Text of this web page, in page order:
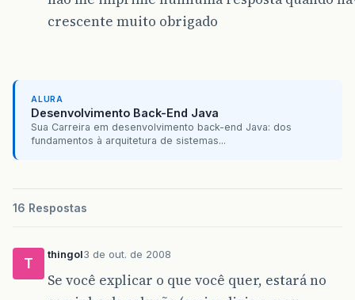
}
}
crescente muito obrigado
ALURA
Desenvolvimento Back-End Java
Sua Carreira em desenvolvimento back-end Java: dos
fundamentos à arquitetura de sistemas...
16 Respostas
T
thingol3 de out. de 2008
Se você explicar o que você quer, estará no